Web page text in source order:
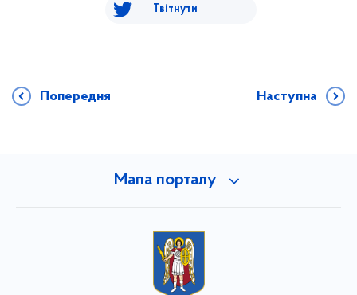
Твітнути
Попередня Наступна
Мапа порталу